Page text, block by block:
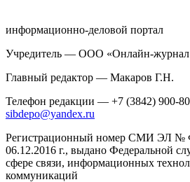
информационно-деловой портал
Учредитель — ООО «Онлайн-журнал
Главный редактор — Макаров Г.Н.
Телефон редакции — +7 (3842) 900-
sibdepo@yandex.ru
Регистрационный номер СМИ ЭЛ №
06.12.2016 г., выдано Федеральной
сфере связи, информационных
коммуникаций